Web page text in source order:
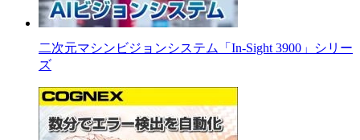
二次元マシンビジョンシステム「In-Sight 3900」シリー
ズ